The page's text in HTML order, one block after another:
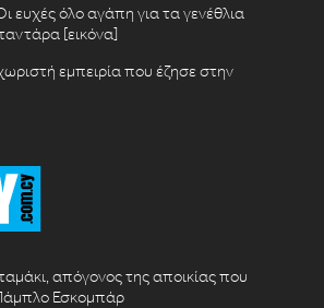
ευχές όλο αγάπη για τα γενέθλια
[εικόνα]
εμπειρία που έζησε στην
απόγονος της αποικίας που
Εσκομπάρ